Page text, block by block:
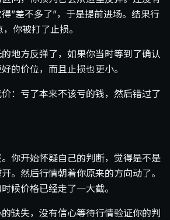
”差不多了”，于是提前进场。结果行
你被打了止损。
地方反弹了，如果你当时等到了确认
的价位，而且止损也更小。
：亏了本来不该亏的钱，然后错过了
你开始怀疑自己的判断，觉得是不是
。然后行情朝着你原来的方向动了。
候价格已经走了一大截。
缺失，没有信心等待行情验证你的判